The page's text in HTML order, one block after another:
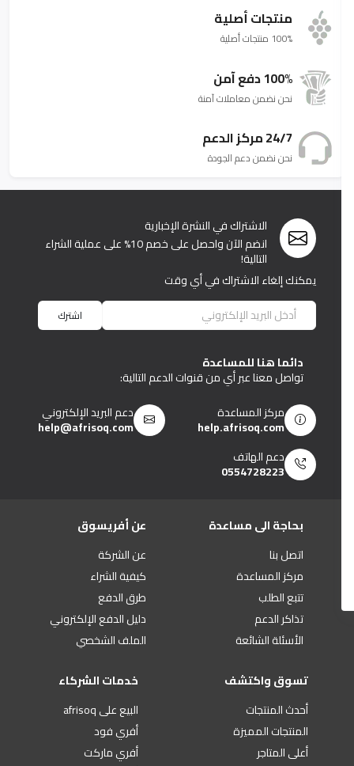
منتجات أصلية
100% منتجات أصلية
100% دفع آمن
نحن نضمن معاملات آمنة
24/7 مركز الدعم
نحن نضمن دعم الجودة
الاشتراك في النشرة الإخبارية
انضم الآن واحصل على خصم 10% على عملية الشراء
التالية!
يمكنك إلغاء الاشتراك في أي وقت
اشترك
دائما هنا للمساعدة
تواصل معنا عبر أي من قنوات الدعم التالية:
مركز المساعدة
help.afrisoq.com
دعم البريد الإلكتروني
help@afrisoq.com
دعم الهاتف
0554728223
بحاجة الى مساعدة
اتصل بنا
مركز المساعدة
تتبع الطلب
تذاكر الدعم
الأسئلة الشائعة
عن أفريسوق
عن الشركة
كيفية الشراء
طرق الدفع
دليل الدفع الإلكتروني
الملف الشخصي
تسوق واكتشف
أحدث المنتجات
المنتجات المميزة
أعلى المتاجر
خدمات الشركاء
البيع على afrisoq
أفري فود
أفري ماركت